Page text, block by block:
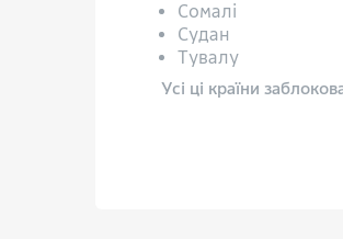
Сомалі
Судан
Тувалу
Усі ці країни